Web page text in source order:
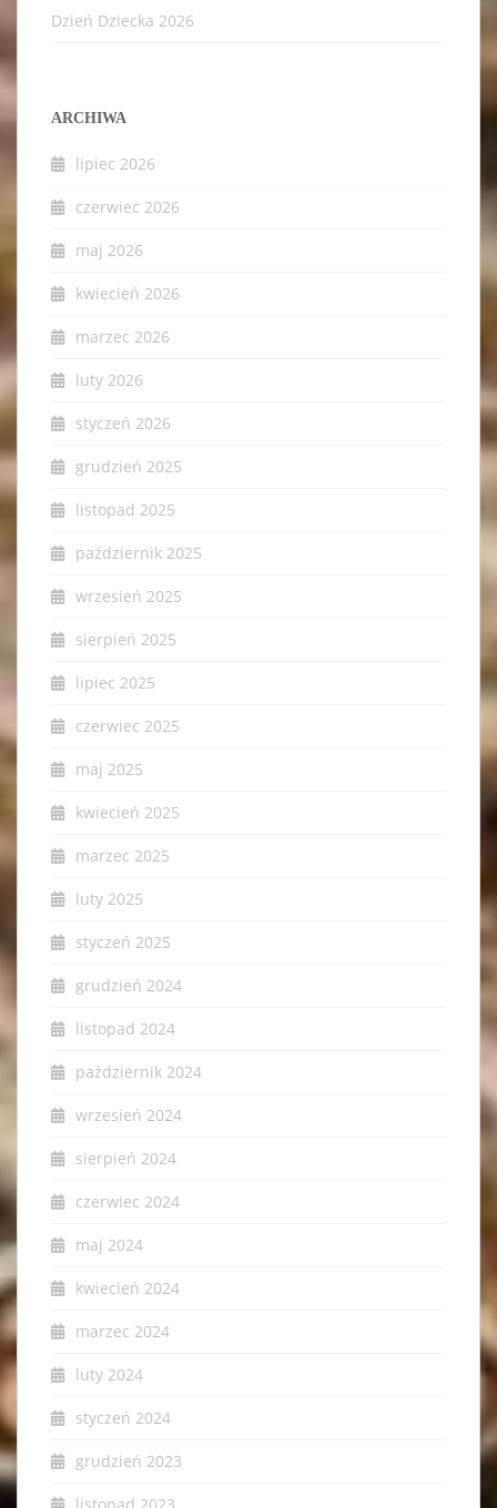
Dzień Dziecka 2026
ARCHIWA
lipiec 2026
czerwiec 2026
maj 2026
kwiecień 2026
marzec 2026
luty 2026
styczeń 2026
grudzień 2025
listopad 2025
październik 2025
wrzesień 2025
sierpień 2025
lipiec 2025
czerwiec 2025
maj 2025
kwiecień 2025
marzec 2025
luty 2025
styczeń 2025
grudzień 2024
listopad 2024
październik 2024
wrzesień 2024
sierpień 2024
czerwiec 2024
maj 2024
kwiecień 2024
marzec 2024
luty 2024
styczeń 2024
grudzień 2023
listopad 2023